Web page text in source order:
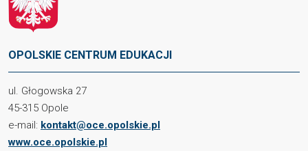
OPOLSKIE CENTRUM EDUKACJI
ul. Głogowska 27
45-315 Opole
e-mail: kontakt@oce.opolskie.pl
www.oce.opolskie.pl